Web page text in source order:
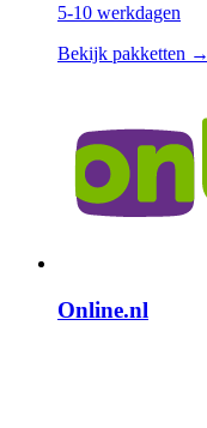
5-10 werkdagen
Bekijk pakketten →
Online.nl